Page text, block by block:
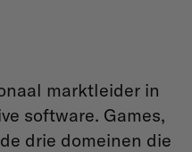
marktleider in
software. Games,
drie domeinen die